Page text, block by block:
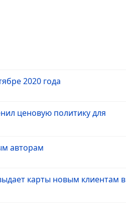
2020 года
ценовую политику для
авторам
карты новым клиентам в